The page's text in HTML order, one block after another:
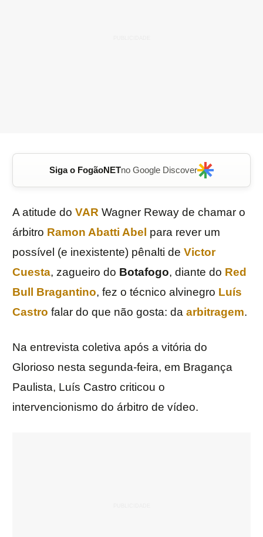
Siga o FogãoNETno Google Discover
A atitude do VAR Wagner Reway de chamar o
árbitro Ramon Abatti Abel para rever um
possível (e inexistente) pênalti de Victor
Cuesta, zagueiro do Botafogo, diante do Red
Bull Bragantino, fez o técnico alvinegro Luís
Castro falar do que não gosta: da arbitragem.
Na entrevista coletiva após a vitória do
Glorioso nesta segunda-feira, em Bragança
Paulista, Luís Castro criticou o
intervencionismo do árbitro de vídeo.